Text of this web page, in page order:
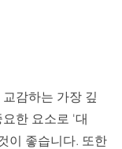
감하는 가장 깊
한 요소로 '대
이 좋습니다. 또한